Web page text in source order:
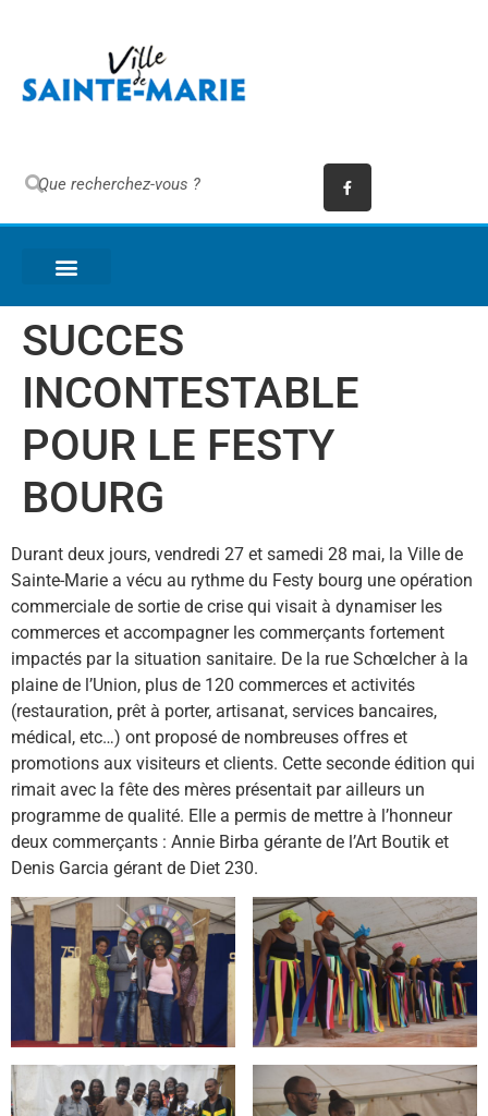
SUCCES
INCONTESTABLE
POUR LE FESTY
BOURG
Durant deux jours, vendredi 27 et samedi 28 mai, la Ville de
Sainte-Marie a vécu au rythme du Festy bourg une opération
commerciale de sortie de crise qui visait à dynamiser les
commerces et accompagner les commerçants fortement
impactés par la situation sanitaire. De la rue Schœlcher à la
plaine de l’Union, plus de 120 commerces et activités
(restauration, prêt à porter, artisanat, services bancaires,
médical, etc…) ont proposé de nombreuses offres et
promotions aux visiteurs et clients. Cette seconde édition qui
rimait avec la fête des mères présentait par ailleurs un
programme de qualité. Elle a permis de mettre à l’honneur
deux commerçants : Annie Birba gérante de l’Art Boutik et
Denis Garcia gérant de Diet 230.